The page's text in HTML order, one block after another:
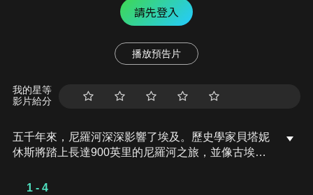
請先登入
播放預告片
我的星等
影片給分
五千年來，尼羅河深深影響了埃及。歷史學家貝塔妮
休斯將踏上長達900英里的尼羅河之旅，並像古埃及
1 - 4